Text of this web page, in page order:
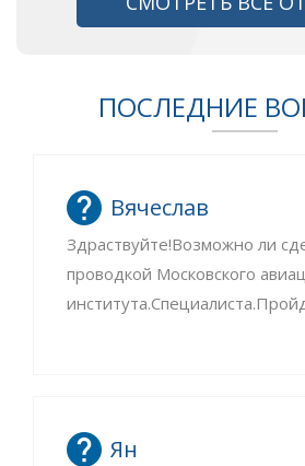
ПОСЛЕДНИЕ
Вячеслав
Здраствуйте!Возможно ли
проводкой Московского
Ян